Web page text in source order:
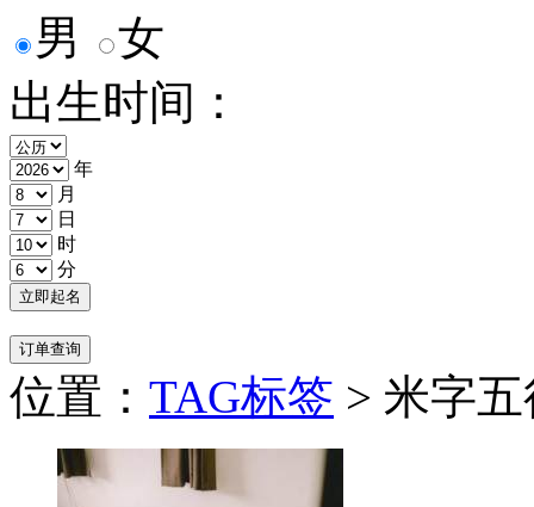
男
女
出生时间：
年
月
日
时
分
位置： TAG标签 > 米字